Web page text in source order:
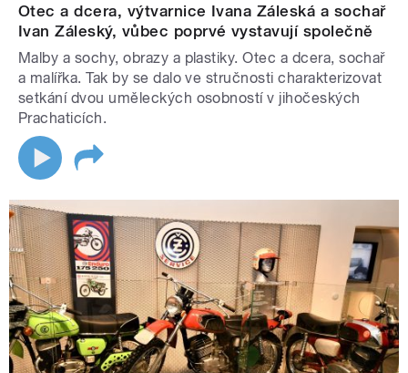
Otec a dcera, výtvarnice Ivana Záleská a sochař
Ivan Záleský, vůbec poprvé vystavují společně
Malby a sochy, obrazy a plastiky. Otec a dcera, sochař
a malířka. Tak by se dalo ve stručnosti charakterizovat
setkání dvou uměleckých osobností v jihočeských
Prachaticích.